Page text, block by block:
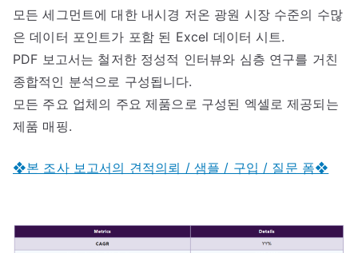
모든 세그먼트에 대한 내시경 저온 광원 시장 수준의 수많
은 데이터 포인트가 포함 된 Excel 데이터 시트.
PDF 보고서는 철저한 정성적 인터뷰와 심층 연구를 거친
종합적인 분석으로 구성됩니다.
모든 주요 업체의 주요 제품으로 구성된 엑셀로 제공되는
제품 매핑.
❖본 조사 보고서의 견적의뢰 / 샘플 / 구입 / 질문 폼❖